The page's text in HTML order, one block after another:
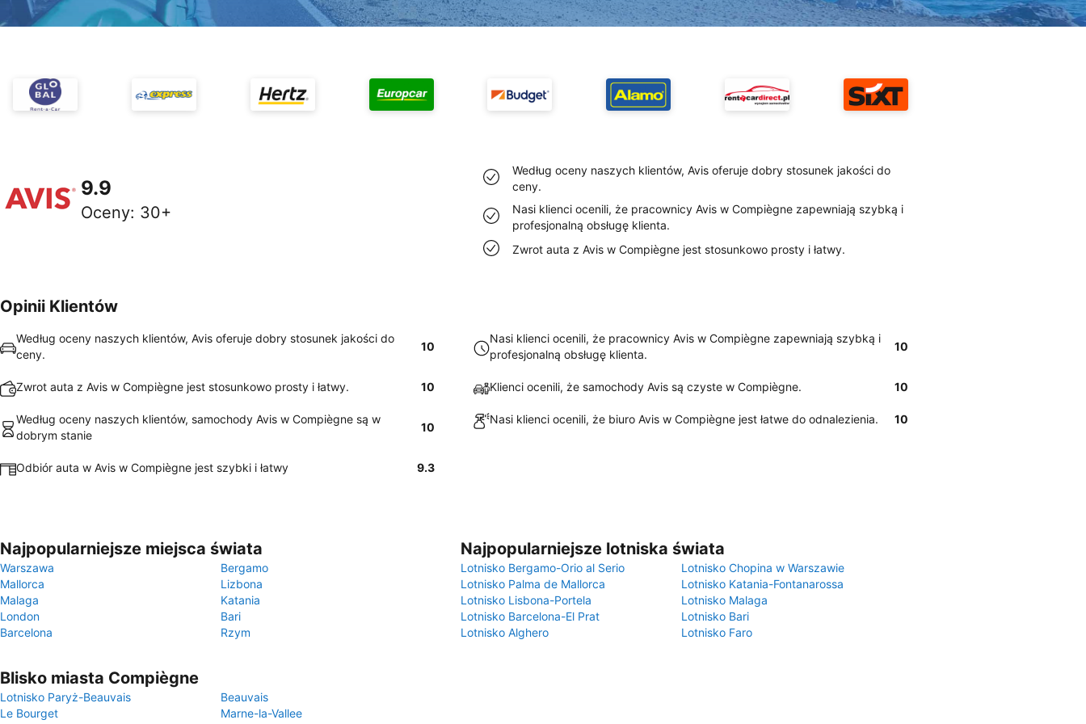
9.9
Oceny: 30+
Według oceny naszych klientów, Avis oferuje dobry stosunek jakości do
ceny.
Nasi klienci ocenili, że pracownicy Avis w Compiègne zapewniają szybką i
profesjonalną obsługę klienta.
Zwrot auta z Avis w Compiègne jest stosunkowo prosty i łatwy.
Opinii Klientów
Według oceny naszych klientów, Avis oferuje dobry stosunek jakości do
ceny.
10
Nasi klienci ocenili, że pracownicy Avis w Compiègne zapewniają szybką i
profesjonalną obsługę klienta.
10
Zwrot auta z Avis w Compiègne jest stosunkowo prosty i łatwy. 10 Klienci ocenili, że samochody Avis są czyste w Compiègne. 10
Według oceny naszych klientów, samochody Avis w Compiègne są w
dobrym stanie
10
Nasi klienci ocenili, że biuro Avis w Compiègne jest łatwe do odnalezienia. 10
Odbiór auta w Avis w Compiègne jest szybki i łatwy 9.3
Najpopularniejsze miejsca świata
Warszawa
Bergamo
Mallorca
Lizbona
Malaga
Katania
London
Bari
Barcelona
Rzym
Najpopularniejsze lotniska świata
Lotnisko Bergamo-Orio al Serio
Lotnisko Chopina w Warszawie
Lotnisko Palma de Mallorca
Lotnisko Katania-Fontanarossa
Lotnisko Lisbona-Portela
Lotnisko Malaga
Lotnisko Barcelona-El Prat
Lotnisko Bari
Lotnisko Alghero
Lotnisko Faro
Blisko miasta Compiègne
Lotnisko Paryż-Beauvais
Beauvais
Le Bourget
Marne-la-Vallee